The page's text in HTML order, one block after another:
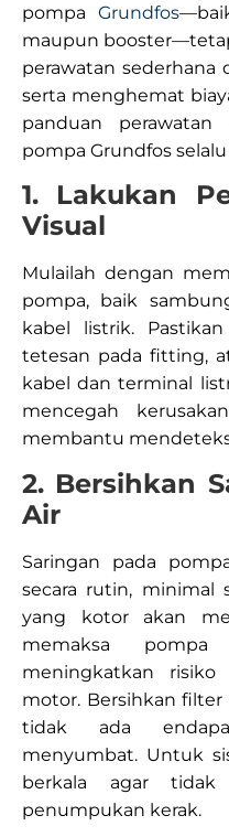
pompaGrundfos
maupun
perawatan sederhana
serta menghemat
panduan
pompa Grundfos
1. Lakukan
Visual
Mulailah dengan
pompa, baik
kabel listrik.
tetesan pada fitting,
kabel dan terminal
mencegah
membantu
2. Bersihkan
Air
Saringan pada
secara rutin, minimal
yang kotor akan
memaksa
meningkatkan risiko
motor. Bersihkan filter
tidak ada
menyumbat. Untuk
berkala agar
penumpukan kerak.​